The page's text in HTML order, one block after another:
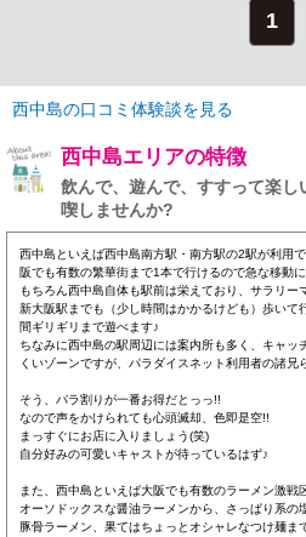
1
西中島の口コミ体験談を見る
西中島エリアの特徴
飲んで、遊んで、すすって楽
喫しませんか?
西中島といえば西中島南方駅・南方駅の2駅が利用
阪でも有数の繁華街まで1本で行けるので急な移動
もちろん西中島自体も駅前は栄えており、サラリー
新大阪駅までも（少し時間はかかるけども）歩いて
間ギリギリまで遊べます♪
ちなみに西中島の駅周辺には案内所も多く、キャッ
くいゾーンですが、パラダイスネット利用者の諸兄
そう、パラ割りが一番お得だとっっ!!
なので声をかけられても心頭滅却、色即是空!!
まっすぐにお店に入りましょう(笑)
自分好みの可愛いキャストが待っているはず♪
また、西中島といえば大阪でも有数のラーメン激戦
オーソドックスな醤油ラーメンから、さっぱり系の
豚骨ラーメン、果てはちょっとオシャレなつけ麺